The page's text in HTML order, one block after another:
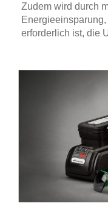
Zudem wird durch
erforderlich ist, die